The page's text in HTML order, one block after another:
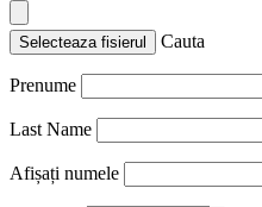
Selecteaza fisierul Cauta
Prenume
Last Name
Afișați numele